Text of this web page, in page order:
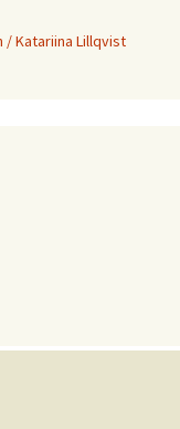
/ Katariina Lillqvist